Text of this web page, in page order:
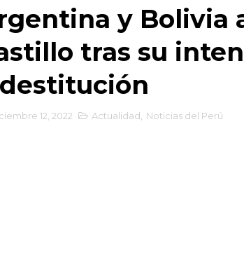
y Bolivia
tras su
12, 2022 Actualidad Noticias del Perú